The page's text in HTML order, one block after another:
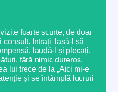
foarte scurte, de doar
consult. Intrați, lasă-l să
laudă-l și plecați.
fără nimic dureros.
lui trece de la „Aici mi-e
și se întâmplă lucruri